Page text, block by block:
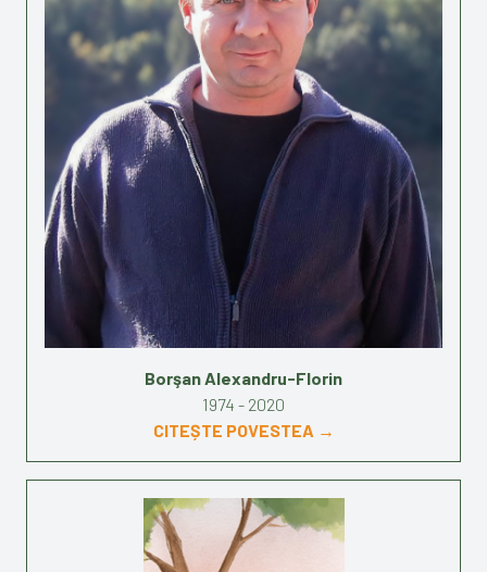
Borşan Alexandru-Florin
1974 - 2020
CITEȘTE POVESTEA →